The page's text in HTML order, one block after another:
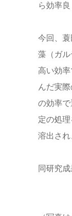
ら効率
今回、
藻（ガ
高い効
んだ実
の効率
定の処
溶出され
同研究